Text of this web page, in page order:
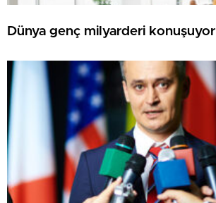
Dünya genç milyarderi konuşuyor